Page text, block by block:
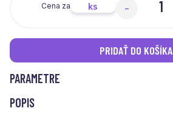
Cena za ks -
PRIDAŤ DO KOŠÍKA
PARAMETRE
POPIS